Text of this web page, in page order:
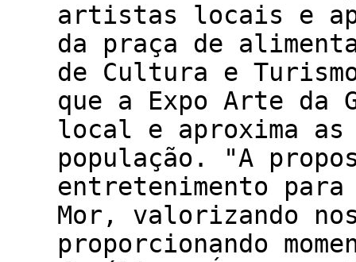
artistas locais e
da praça de
de Cultura e
que a Expo Arte
local e aproxima
população. "A
entretenimento
Mor, valorizando
proporcionando